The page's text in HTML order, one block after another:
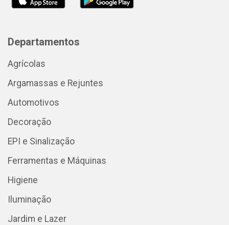
Departamentos
Agrícolas
Argamassas e Rejuntes
Automotivos
Decoração
EPI e Sinalização
Ferramentas e Máquinas
Higiene
Iluminação
Jardim e Lazer